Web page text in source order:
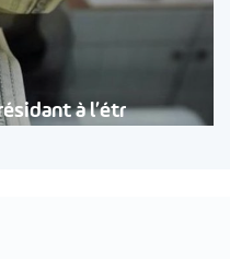
à l’étr